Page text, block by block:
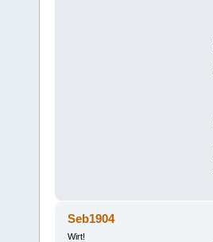
Seb1904
Wirt!